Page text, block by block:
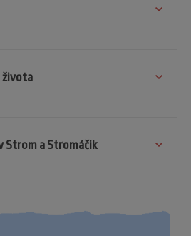
života
Strom a Stromáčik